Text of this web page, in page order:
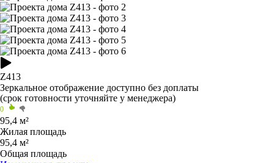
Z413
Зеркальное отображение доступно без доплаты
(срок готовности уточняйте у менеджера)
0
95,4 м²
Жилая площадь
95,4 м²
Общая площадь